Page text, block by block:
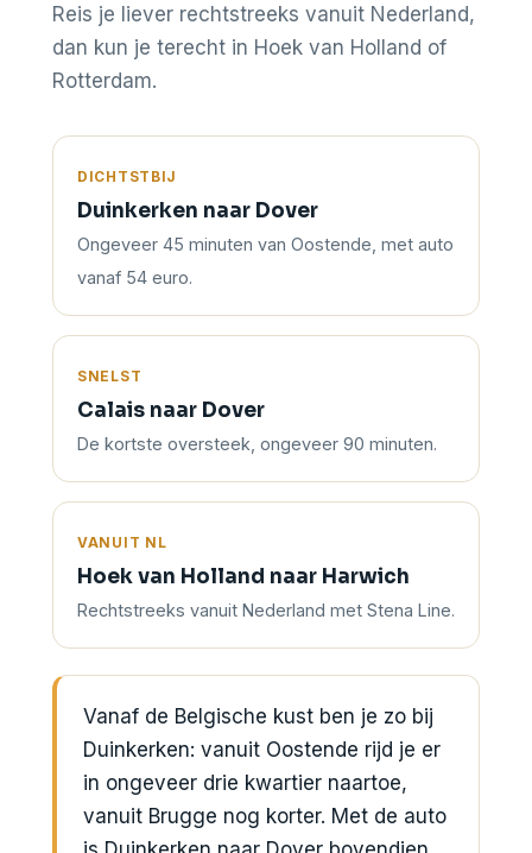
Reis je liever rechtstreeks vanuit Nederland,
dan kun je terecht in Hoek van Holland of
Rotterdam.
DICHTSTBIJ
Duinkerken naar Dover
Ongeveer 45 minuten van Oostende, met auto
vanaf 54 euro.
SNELST
Calais naar Dover
De kortste oversteek, ongeveer 90 minuten.
VANUIT NL
Hoek van Holland naar Harwich
Rechtstreeks vanuit Nederland met Stena Line.
Vanaf de Belgische kust ben je zo bij
Duinkerken: vanuit Oostende rijd je er
in ongeveer drie kwartier naartoe,
vanuit Brugge nog korter. Met de auto